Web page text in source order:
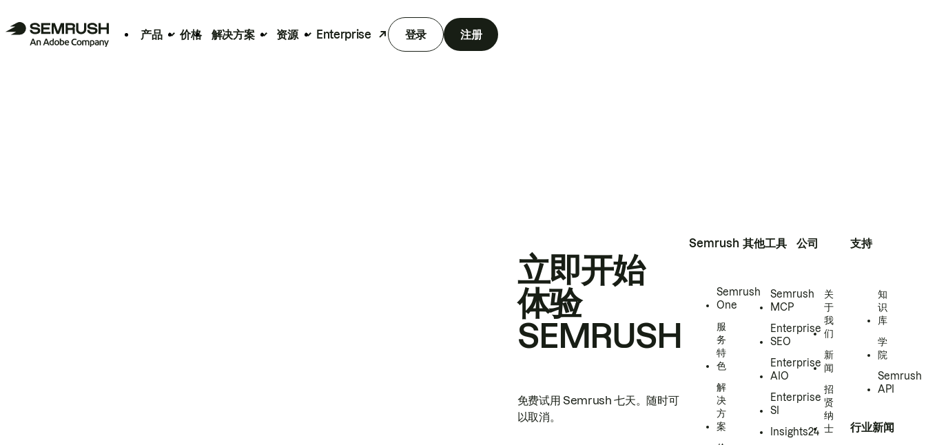
产品 价格 解决方案 资源 Enterprise 登录 注册
立即开始
体验
SEMRUSH
免费试用 Semrush 七天。随时可
以取消。
Semrush
Semrush
One
服
务
特
色
解
决
方
案
其他工具
Semrush
MCP
Enterprise
SEO
Enterprise
AIO
Enterprise
SI
Insights24
公司
关
于
我
们
新
闻
招
贤
纳
士
支持
知
识
库
学
院
Semrush
API
行业新闻